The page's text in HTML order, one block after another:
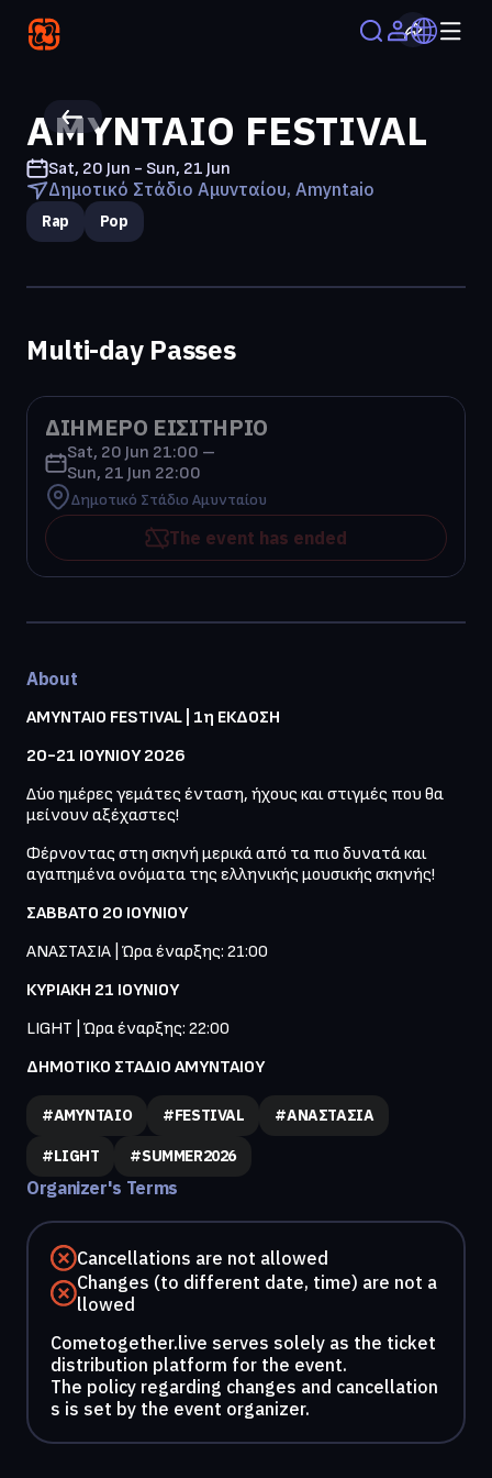
AMYNTAIO FESTIVAL
Sat, 20 Jun - Sun, 21 Jun
Δημοτικό Στάδιο Αμυνταίου, Amyntaio
Rap Pop
Multi-day Passes
ΔΙΗΜΕΡΟ ΕΙΣΙΤΗΡΙΟ
Sat, 20 Jun 21:00 –
Sun, 21 Jun 22:00
Δημοτικό Στάδιο Αμυνταίου
The event has ended
About
ΑΜΥΝΤΑΙΟ FESTIVAL | 1η ΕΚΔΟΣΗ
20-21 ΙΟΥΝΙΟΥ 2026
Δύο ημέρες γεμάτες ένταση, ήχους και στιγμές που θα
μείνουν αξέχαστες!
Φέρνοντας στη σκηνή μερικά από τα πιο δυνατά και
αγαπημένα ονόματα της ελληνικής μουσικής σκηνής!
ΣΑΒΒΑΤΟ 20 ΙΟΥΝΙΟΥ
ΑΝΑΣΤΑΣΙΑ | Ώρα έναρξης: 21:00
ΚΥΡΙΑΚΗ 21 ΙΟΥΝΙΟΥ
LIGHT | Ώρα έναρξης: 22:00
ΔΗΜΟΤΙΚΟ ΣΤΑΔΙΟ ΑΜΥΝΤΑΙΟΥ
#ΑΜΥΝΤΑΙΟ #FESTIVAL #ΑΝΑΣΤΑΣΙΑ
#LIGHT #SUMMER2026
Organizer's Terms
Cancellations are not allowed
Changes (to different date, time) are not a
llowed
Cometogether.live serves solely as the ticket
distribution platform for the event.
The policy regarding changes and cancellation
s is set by the event organizer.